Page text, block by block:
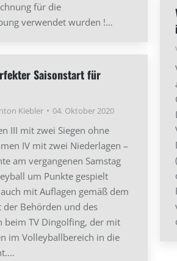
für die
verwendet wurden !…
Saisonstart für
Kiebler 04. Oktober 2020
III mit zwei Siegen ohne
IV mit zwei Niederlagen –
am vergangenen Samstag
um Punkte gespielt
mit Auflagen gemäß dem
der Behörden und des
beim TV Dingolfing, der mit
im Volleyballbereich in die